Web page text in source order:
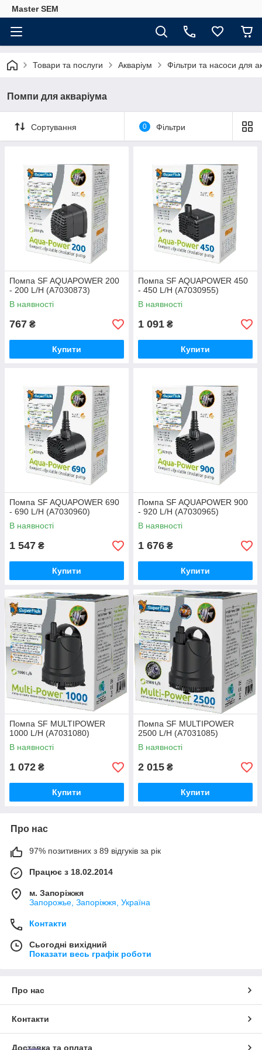
Master SEM
Товари та послуги Акваріум Фільтри та насоси для
Помпи для акваріума
Сортування 0 Фільтри
Помпа SF AQUAPOWER 200
- 200 L/H (A7030873)
В наявності
767 ₴
Купити
Помпа SF AQUAPOWER 450
- 450 L/H (A7030955)
В наявності
1 091 ₴
Купити
Помпа SF AQUAPOWER 690
- 690 L/H (A7030960)
В наявності
1 547 ₴
Купити
Помпа SF AQUAPOWER 900
- 920 L/H (A7030965)
В наявності
1 676 ₴
Купити
Помпа SF MULTIPOWER
1000 L/H (A7031080)
В наявності
1 072 ₴
Купити
Помпа SF MULTIPOWER
2500 L/H (A7031085)
В наявності
2 015 ₴
Купити
Про нас
97% позитивних з 89 відгуків за рік
Працює з 18.02.2014
м. Запоріжжя
Запорожье, Запоріжжя, Україна
Контакти
Сьогодні вихідний
Показати весь графік роботи
Про нас
Контакти
Доставка та оплата